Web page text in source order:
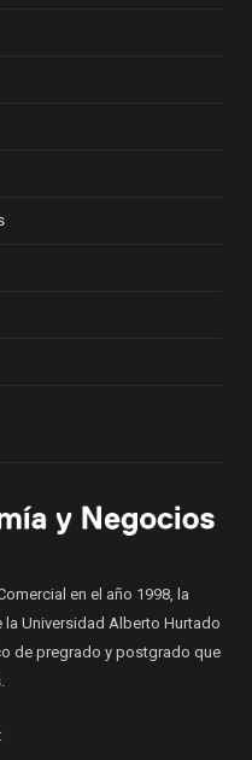
en el año 1998, la
Universidad Alberto Hurtado
de pregrado y postgrado que